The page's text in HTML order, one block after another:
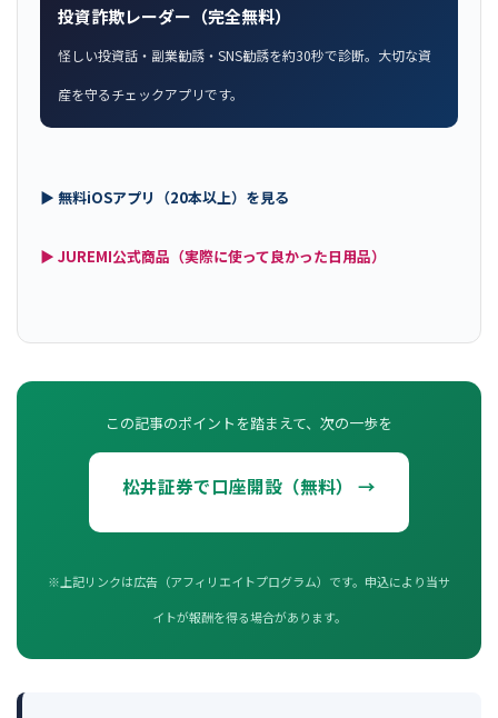
投資詐欺レーダー（完全無料）
怪しい投資話・副業勧誘・SNS勧誘を約30秒で診断。大切な資
産を守るチェックアプリです。
▶ 無料iOSアプリ（20本以上）を見る
▶ JUREMI公式商品（実際に使って良かった日用品）
この記事のポイントを踏まえて、次の一歩を
松井証券で口座開設（無料） →
※上記リンクは広告（アフィリエイトプログラム）です。申込により当サ
イトが報酬を得る場合があります。